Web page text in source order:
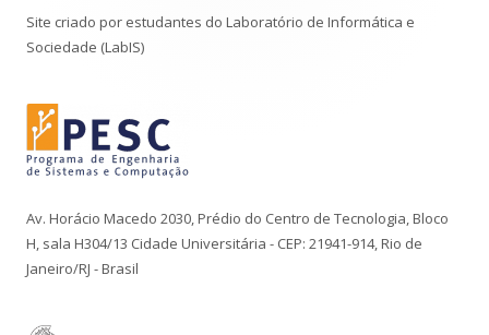
Rodapé
Site criado por estudantes do Laboratório de Informática e
Sociedade (LabIS)
Av. Horácio Macedo 2030, Prédio do Centro de Tecnologia, Bloco
H, sala H304/13 Cidade Universitária - CEP: 21941-914, Rio de
Janeiro/RJ - Brasil